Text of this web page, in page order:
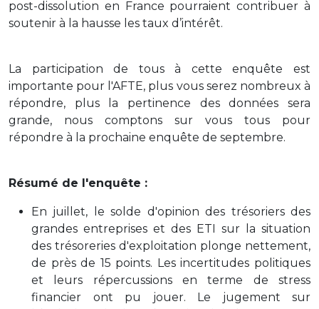
post-dissolution en France pourraient contribuer à
soutenir à la hausse les taux d’intérêt.
La participation de tous à cette enquête est
importante pour l'AFTE, plus vous serez nombreux à
répondre, plus la pertinence des données sera
grande, nous comptons sur vous tous pour
répondre à la prochaine enquête de septembre.
Résumé de l'enquête :
En juillet, le solde d'opinion des trésoriers des
grandes entreprises et des ETI sur la situation
des trésoreries d'exploitation plonge nettement,
de près de 15 points. Les incertitudes politiques
et leurs répercussions en terme de stress
financier ont pu jouer. Le jugement sur